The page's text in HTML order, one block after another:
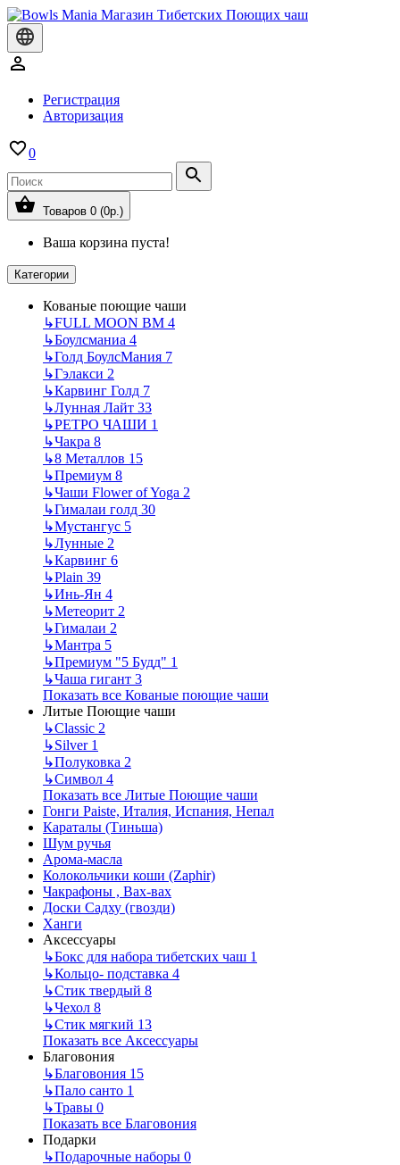
Регистрация
Авторизация
0
Товаров 0 (0р.)
Ваша корзина пуста!
Категории
Кованые поющие чаши
↳FULL MOON BM 4
↳Боулсманиа 4
↳Голд БоулсМания 7
↳Гэлакси 2
↳Карвинг Голд 7
↳Лунная Лайт 33
↳РЕТРО ЧАШИ 1
↳Чакра 8
↳8 Металлов 15
↳Премиум 8
↳Чаши Flower of Yoga 2
↳Гималаи голд 30
↳Мустангус 5
↳Лунные 2
↳Карвинг 6
↳Plain 39
↳Инь-Ян 4
↳Метеорит 2
↳Гималаи 2
↳Мантра 5
↳Премиум "5 Будд" 1
↳Чаша гигант 3
Показать все Кованые поющие чаши
Литые Поющие чаши
↳Classic 2
↳Silver 1
↳Полуковка 2
↳Символ 4
Показать все Литые Поющие чаши
Гонги Paiste, Италия, Испания, Непал
Караталы (Тиньша)
Шум ручья
Арома-масла
Колокольчики коши (Zaphir)
Чакрафоны , Вах-вах
Доски Садху (гвозди)
Ханги
Аксессуары
↳Бокс для набора тибетских чаш 1
↳Кольцо- подставка 4
↳Стик твердый 8
↳Чехол 8
↳Стик мягкий 13
Показать все Аксессуары
Благовония
↳Благовония 15
↳Пало санто 1
↳Травы 0
Показать все Благовония
Подарки
↳Подарочные наборы 0